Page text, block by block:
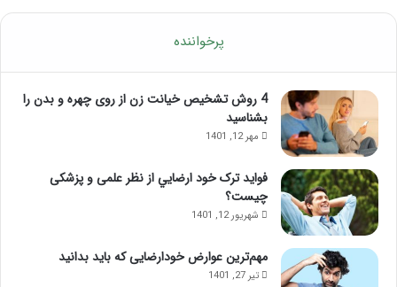
پرخواننده
4 روش تشخیص خیانت زن از روی چهره و بدن را
بشناسید
مهر 12, 1401
فواید ترک خود ارضايي از نظر علمی و پزشکی
چیست؟
شهریور 12, 1401
مهم‌ترین عوارض خودارضایی که باید بدانید
تیر 27, 1401